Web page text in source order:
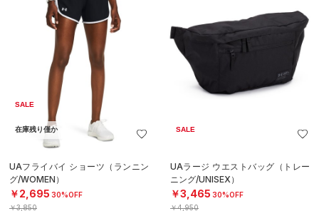
SALE
在庫残り僅か
UAフライバイ ショーツ（ランニン
グ/WOMEN）
￥2,695 30%OFF
￥3,850
SALE
UAラージ ウエストバッグ（トレー
ニング/UNISEX）
￥3,465 30%OFF
￥4,950